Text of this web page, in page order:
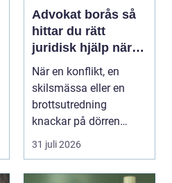
Advokat borås så
hittar du rätt
juridisk hjälp när
livet krånglar
När en konflikt, en
skilsmässa eller en
brottsutredning
knackar på dörren
förändras vardagen
31 juli 2026